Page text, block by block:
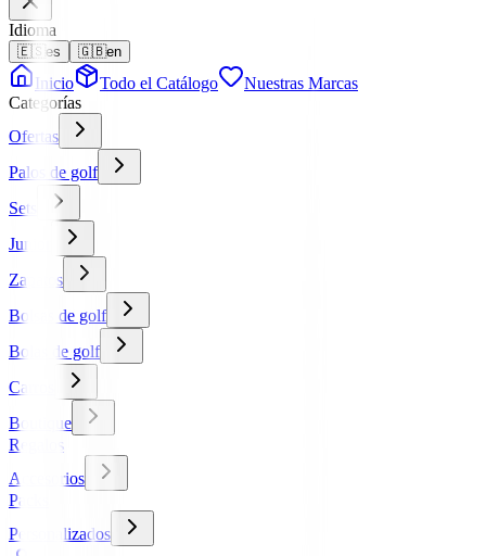
Idioma
🇪🇸 es 🇬🇧en
Inicio Todo el Catálogo
Nuestras Marcas
Categorías
Ofertas
Palos de golf
Sets
Junior
Zapatos
Bolsas de golf
Bolas de golf
Carros
Boutique
Regalos
Accesorios
Packs
Personalizados